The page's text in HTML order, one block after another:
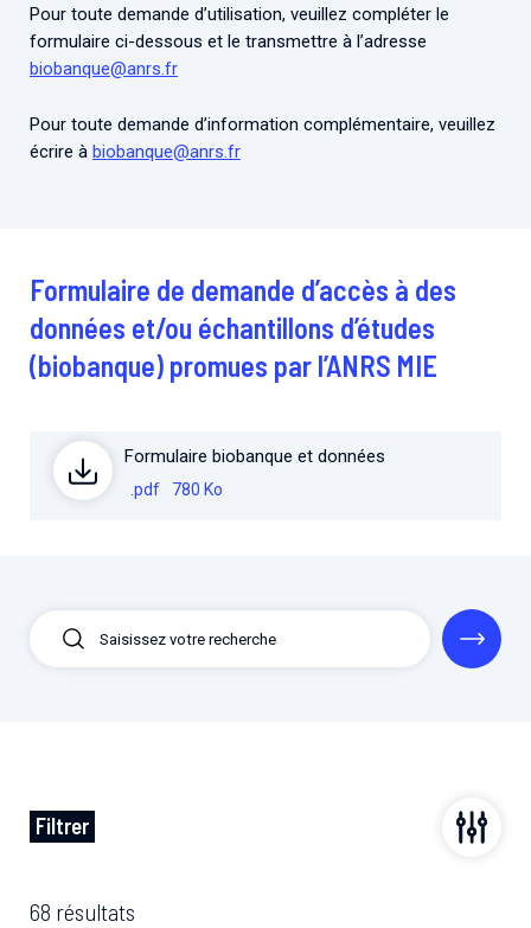
Associations de patient.e.s
Collaboration avec les acteurs communautaires
Cellules Émergence
Pour toute demande d’utilisation, veuillez compléter le
formulaire ci-dessous et le transmettre à l’adresse
biobanque@anrs.fr
Pour toute demande d’information complémentaire, veuillez
écrire à biobanque@anrs.fr
Formulaire de demande d’accès à des
données et/ou échantillons d’études
(biobanque) promues par l’ANRS MIE
Formulaire biobanque et données
.pdf 780 Ko
Filtrer
68 résultats